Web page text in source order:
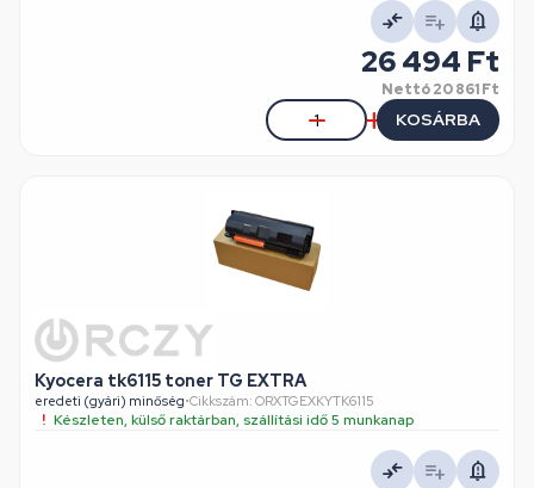
26 494 Ft
Nettó20 861 Ft
KOSÁRBA
Kyocera tk6115 toner TG EXTRA
eredeti (gyári) minőség•Cikkszám: ORXTGEXKYTK6115
Készleten, külső raktárban, szállítási idő 5 munkanap